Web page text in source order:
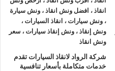
باحترافية عالية ونعمل منذ
بكافة انحاء جمهورية مصر العربية
الشركة وعملائها و انقاذ و
من الحوادث.
شركة الرواد لانقاذ السيارات تقدم
خدمات متكاملة بأسعار تنافسية